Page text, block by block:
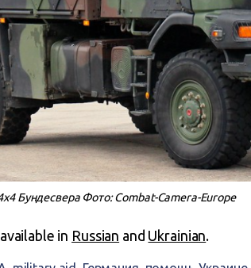
Бундесвера Фото: Combat-Camera-Europe
in Russian and Ukrainian.